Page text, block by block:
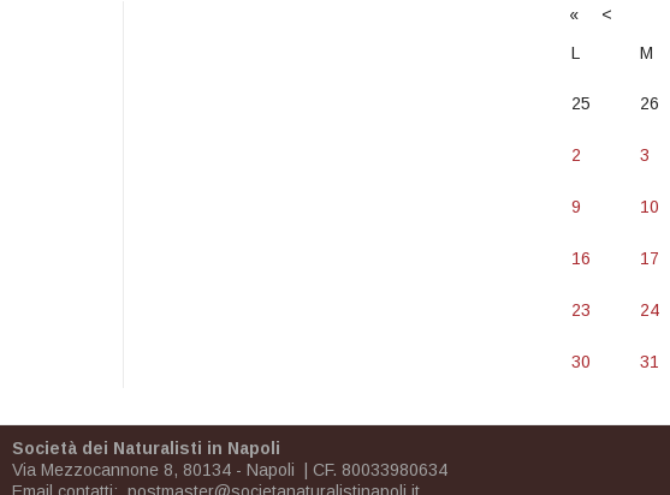
« <
L
M
25 26
2 3
9 10
16 17
23 24
30 31
Società dei Naturalisti in Napoli
Via Mezzocannone 8, 80134 - Napoli | CF. 80033980634